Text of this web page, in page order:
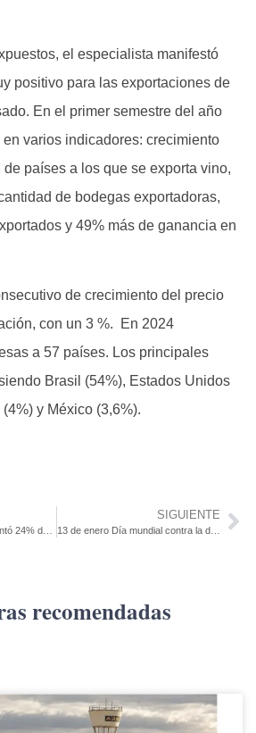
el especialista manifestó
positivo para las exportaciones de
En el primer semestre del año
varios indicadores: crecimiento
países a los que se exporta vino,
de bodegas exportadoras,
y 49% más de ganancia en
de crecimiento del precio
con un 3 %. En 2024
a 57 países. Los principales
Brasil (54%), Estados Unidos
y México (3,6%).
SIGUIENTE
13 de enero Día mundial contra la depresión
recomendadas